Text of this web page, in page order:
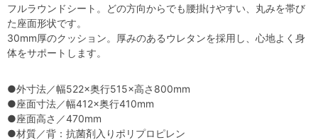
フルラウンドシート。どの方向からでも腰掛けやすい、丸みを帯び
た座面形状です。
30mm厚のクッション。厚みのあるウレタンを採用し、心地よく身
体をサポートします。
●外寸法／幅522×奥行515×高さ800mm
●座面寸法／幅412×奥行410mm
●座面高さ／470mm
●材質／背：抗菌剤入りポリプロピレン